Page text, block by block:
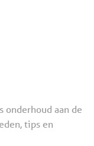
onderhoud aan de
tips en